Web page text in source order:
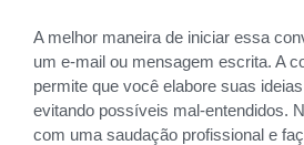
A melhor maneira de iniciar essa
um e-mail ou mensagem escrita. A
permite que você elabore suas
evitando possíveis mal-entendidos.
com uma saudação profissional e